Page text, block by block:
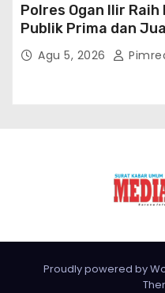
Polres Ogan Ilir
Publik Prima dan
Publik Tingkat Polda
Agu 5, 2026
Proudly powered by